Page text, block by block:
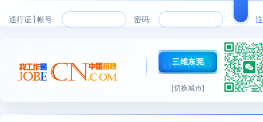
通行证 | 帐号: 密码:
三维东莞
[切换城市]